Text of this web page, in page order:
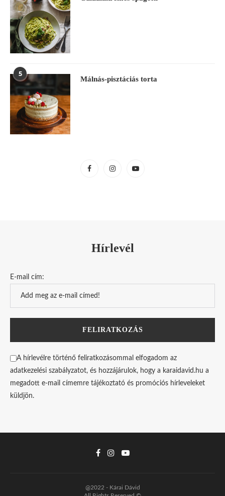
5
Málnás-pisztáciás torta
Hírlevél
E-mail cím:
A hírlevélre történő feliratkozásommal elfogadom az
adatkezelési szabályzatot, és hozzájárulok, hogy a karaidavid.hu a
megadott e-mail címemre tájékoztató és promóciós hírleveleket
küldjön.
@2022 - Kárai Dávid